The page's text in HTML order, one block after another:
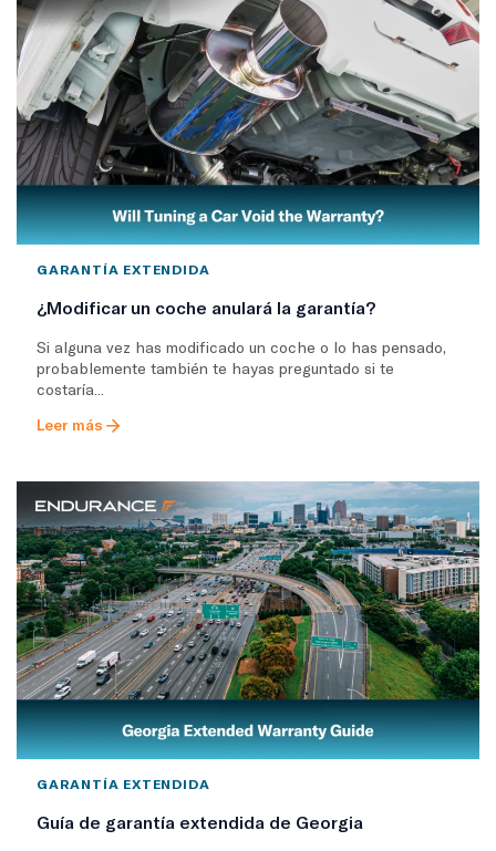
GARANTÍA EXTENDIDA
¿Modificar un coche anulará la garantía?
Si alguna vez has modificado un coche o lo has pensado,
probablemente también te hayas preguntado si te
costaría...
Leer más
GARANTÍA EXTENDIDA
Guía de garantía extendida de Georgia